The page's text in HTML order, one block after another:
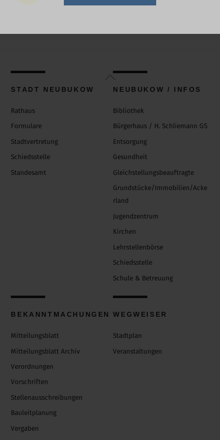
Back
To
STADT NEUBUKOW
Rathaus
Formulare
Stadtvertretung
Schiedsstelle
Standesamt
NEUBUKOW / INFOS
Bibliothek
Bürgerhaus / H. Schliemann GS
Entsorgung
Gesundheit
Gleichstellungsbeauftragte
Grundstücke/Immobilien/Acke
rland
Jugendzentrum
Kirchen
Lehrstellenbörse
Schiedsstelle
Schule & Betreuung
BEKANNTMACHUNGEN
Mitteilungsblatt
Mitteilungsblatt Archiv
Verordnungen
Vorschriften
Stellenausschreibungen
Bauleitplanung
Vergaben
WEGWEISER
Stadtplan
Veranstaltungen